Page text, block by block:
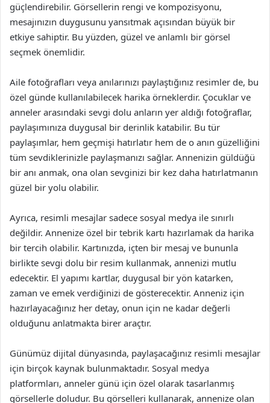
güçlendirebilir. Görsellerin rengi ve kompozisyonu,
mesajınızın duygusunu yansıtmak açısından büyük bir
etkiye sahiptir. Bu yüzden, güzel ve anlamlı bir görsel
seçmek önemlidir.
Aile fotoğrafları veya anılarınızı paylaştığınız resimler de, bu
özel günde kullanılabilecek harika örneklerdir. Çocuklar ve
anneler arasındaki sevgi dolu anların yer aldığı fotoğraflar,
paylaşımınıza duygusal bir derinlik katabilir. Bu tür
paylaşımlar, hem geçmişi hatırlatır hem de o anın güzelliğini
tüm sevdiklerinizle paylaşmanızı sağlar. Annenizin güldüğü
bir anı anmak, ona olan sevginizi bir kez daha hatırlatmanın
güzel bir yolu olabilir.
Ayrıca, resimli mesajlar sadece sosyal medya ile sınırlı
değildir. Annenize özel bir tebrik kartı hazırlamak da harika
bir tercih olabilir. Kartınızda, içten bir mesaj ve bununla
birlikte sevgi dolu bir resim kullanmak, annenizi mutlu
edecektir. El yapımı kartlar, duygusal bir yön katarken,
zaman ve emek verdiğinizi de gösterecektir. Anneniz için
hazırlayacağınız her detay, onun için ne kadar değerli
olduğunu anlatmakta birer araçtır.
Günümüz dijital dünyasında, paylaşacağınız resimli mesajlar
için birçok kaynak bulunmaktadır. Sosyal medya
platformları, anneler günü için özel olarak tasarlanmış
görsellerle doludur. Bu görselleri kullanarak, annenize olan